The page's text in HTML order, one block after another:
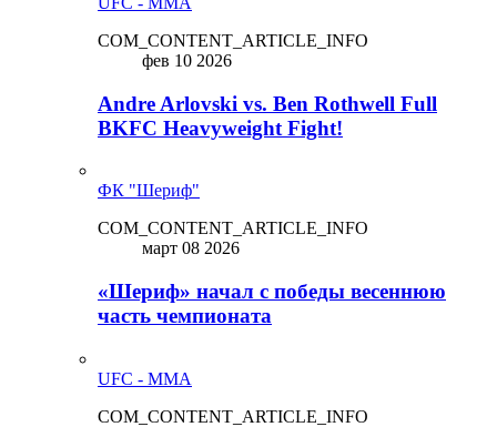
COM_CONTENT_ARTICLE_INFO
фев 10 2026
Andre Arlovski vs. Ben Rothwell Full
BKFC Heavyweight Fight!
ФК "Шериф"
COM_CONTENT_ARTICLE_INFO
март 08 2026
«Шериф» начал с победы весеннюю
часть чемпионата
UFC - MMA
COM_CONTENT_ARTICLE_INFO